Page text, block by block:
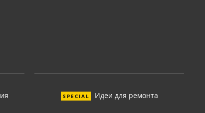
SPECIAL Идеи для ремонта